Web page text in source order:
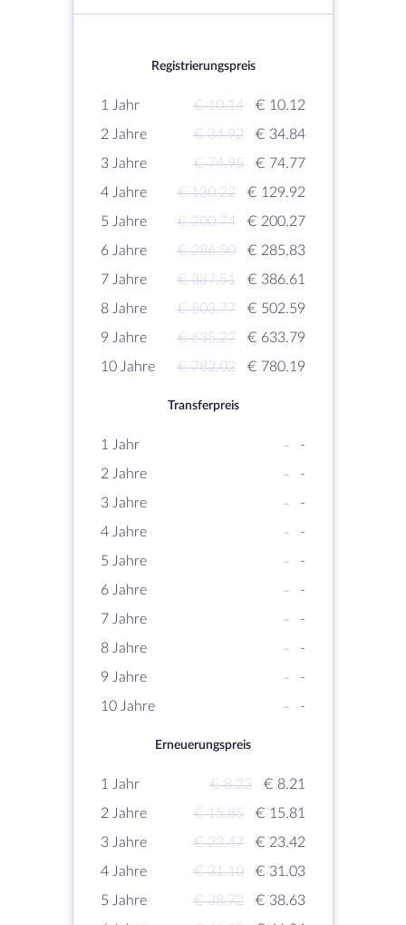
Registrierungspreis
1 Jahr € 10.14
€ 10.12
2 Jahre
€ 34.92
€ 34.84
3 Jahre
€ 74.95
€ 74.77
4 Jahre
€ 130.22
€ 129.92
5 Jahre
€ 200.74
€ 200.27
6 Jahre
€ 286.50
€ 285.83
7 Jahre
€ 387.51
€ 386.61
8 Jahre
€ 503.77
€ 502.59
9 Jahre
€ 635.27
€ 633.79
10 Jahre
€ 782.02 € 780.19
Transferpreis
1 Jahr -
-
2 Jahre
-
-
3 Jahre
-
-
4 Jahre
-
-
5 Jahre
-
-
6 Jahre
-
-
7 Jahre
-
-
8 Jahre
-
-
9 Jahre
-
-
10 Jahre
- -
Erneuerungspreis
1 Jahr € 8.23
€ 8.21
2 Jahre
€ 15.85
€ 15.81
3 Jahre
€ 23.47
€ 23.42
4 Jahre
€ 31.10
€ 31.03
5 Jahre
€ 38.72
€ 38.63